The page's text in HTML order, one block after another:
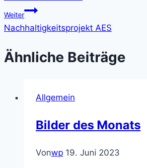
Weiter
Nachhaltigkeitsprojekt AES
Ähnliche Beiträge
Allgemein
Bilder des Monats
Vonwp 19. Juni 2023